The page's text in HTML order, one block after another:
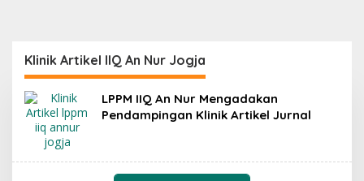
Klinik Artikel IIQ An Nur Jogja
LPPM IIQ An Nur Mengadakan
Pendampingan Klinik Artikel Jurnal